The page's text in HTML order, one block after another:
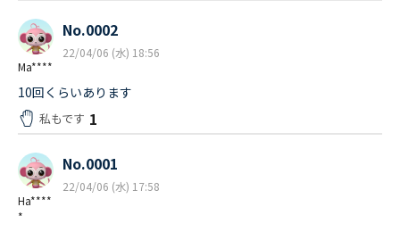
Ma****
No.0002
22/04/06 (水) 18:56
10回くらいあります
私もです 1
Ha****
*
No.0001
22/04/06 (水) 17:58